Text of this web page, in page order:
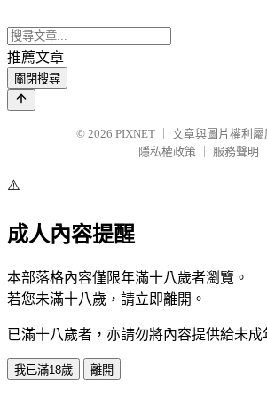
推薦文章
關閉搜尋
© 2026 PIXNET
文章與圖片權利
隱私權政策
服務聲明
⚠️
成人內容提醒
本部落格內容僅限年滿十八歲者瀏覽。
若您未滿十八歲，請立即離開。
已滿十八歲者，亦請勿將內容提供給未成
我已滿18歲 離開